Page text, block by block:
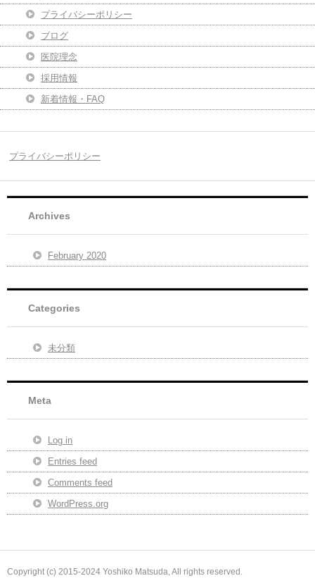
プライバシーポリシー
ブログ
医院理念
採用情報
新着情報・FAQ
プライバシーポリシー
Archives
February 2020
Categories
未分類
Meta
Log in
Entries feed
Comments feed
WordPress.org
Copyright (c) 2015-2024 Yoshiko Matsuda, All rights reserved.